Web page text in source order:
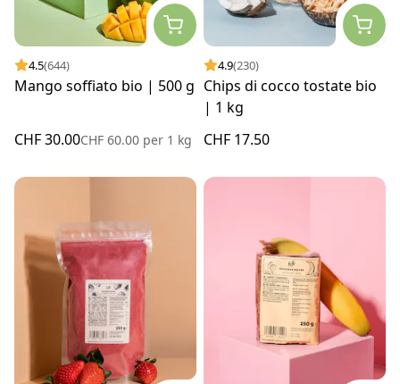
4.5(644)
Mango soffiato bio | 500 g
CHF 30.00CHF 60.00 per 1 kg
4.9(230)
Chips di cocco tostate bio
| 1 kg
CHF 17.50